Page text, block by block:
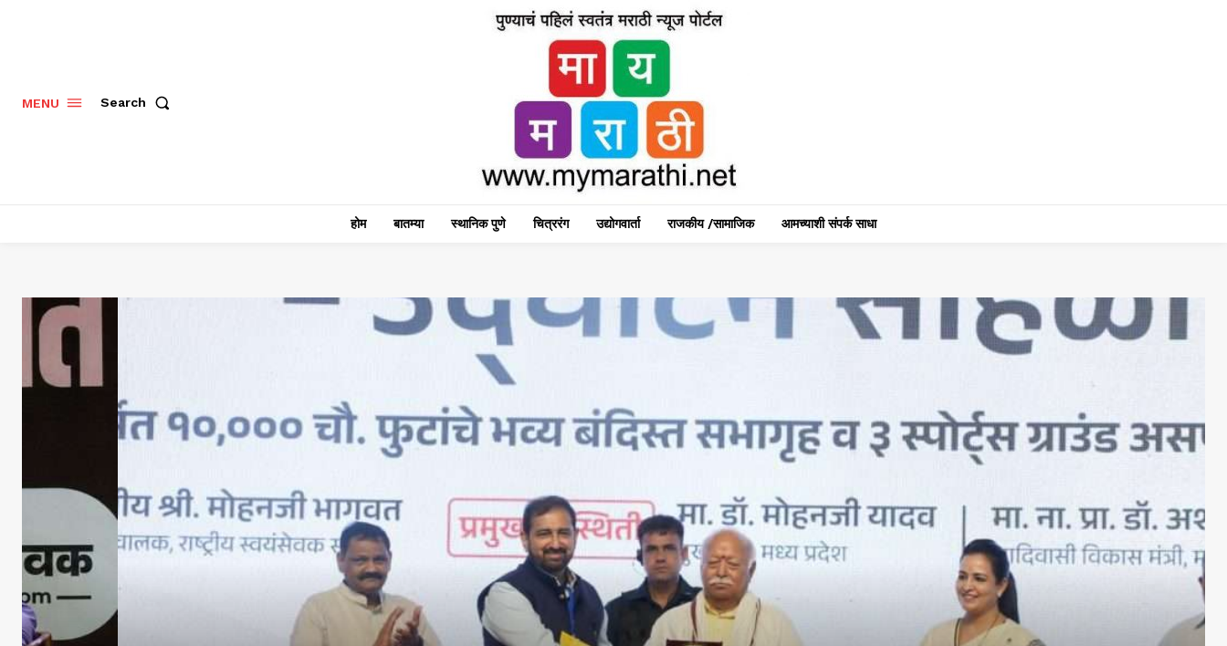
MENU Search
होम बातम्या स्थानिक पुणे चित्ररंग उद्योगवार्ता राजकीय /सामाजिक आमच्याशी संपर्क साधा